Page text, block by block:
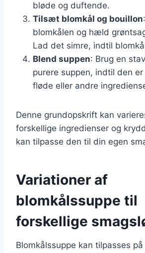
bløde og duftende.
Tilsæt blomkål og bouillon
blomkålen og hæld
Lad det simre, indtil
Blend suppen: Brug en
purere suppen, indtil den
fløde eller andre
Denne grundopskrift kan
forskellige ingredienser og
kan tilpasse den til din egen
Variationer af
blomkålssuppe til
forskellige
Blomkålssuppe kan tilpasses